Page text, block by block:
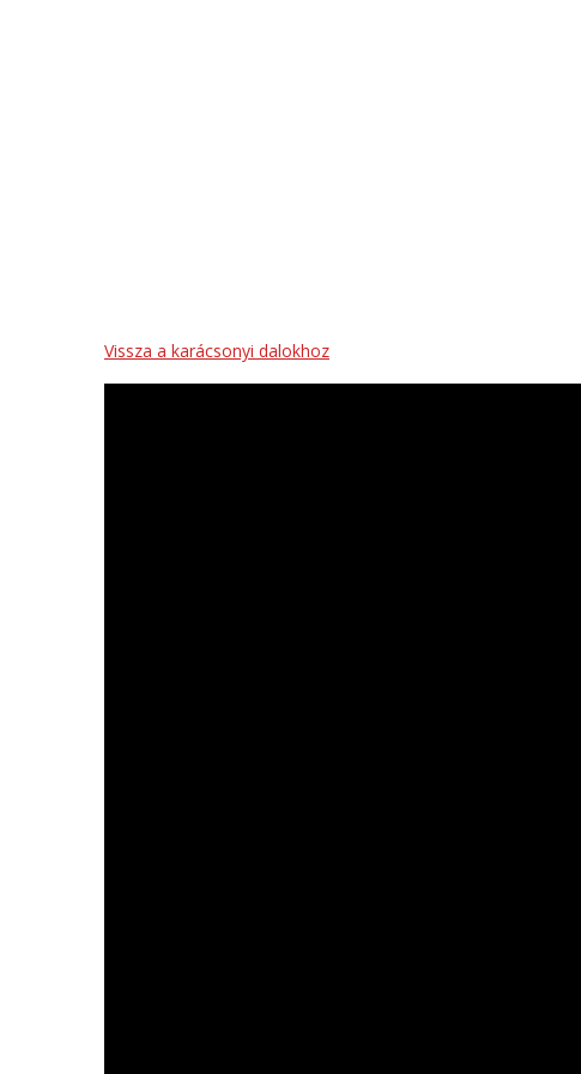
Vissza a karácsonyi dalokhoz